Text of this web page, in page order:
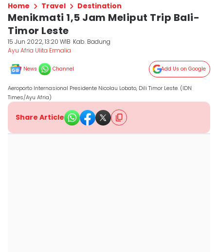
Home Travel Destination
Menikmati 1,5 Jam Meliput Trip Bali-
Timor Leste
15 Jun 2022, 13:20 WIB Kab. Badung
Ayu Afria Ulita Ermalia
News Channel Add Us on Google
Aeroporto Internasional Presidente Nicolau Lobato, Dili Timor Leste. (IDN
Times/Ayu Afria)
Share Article